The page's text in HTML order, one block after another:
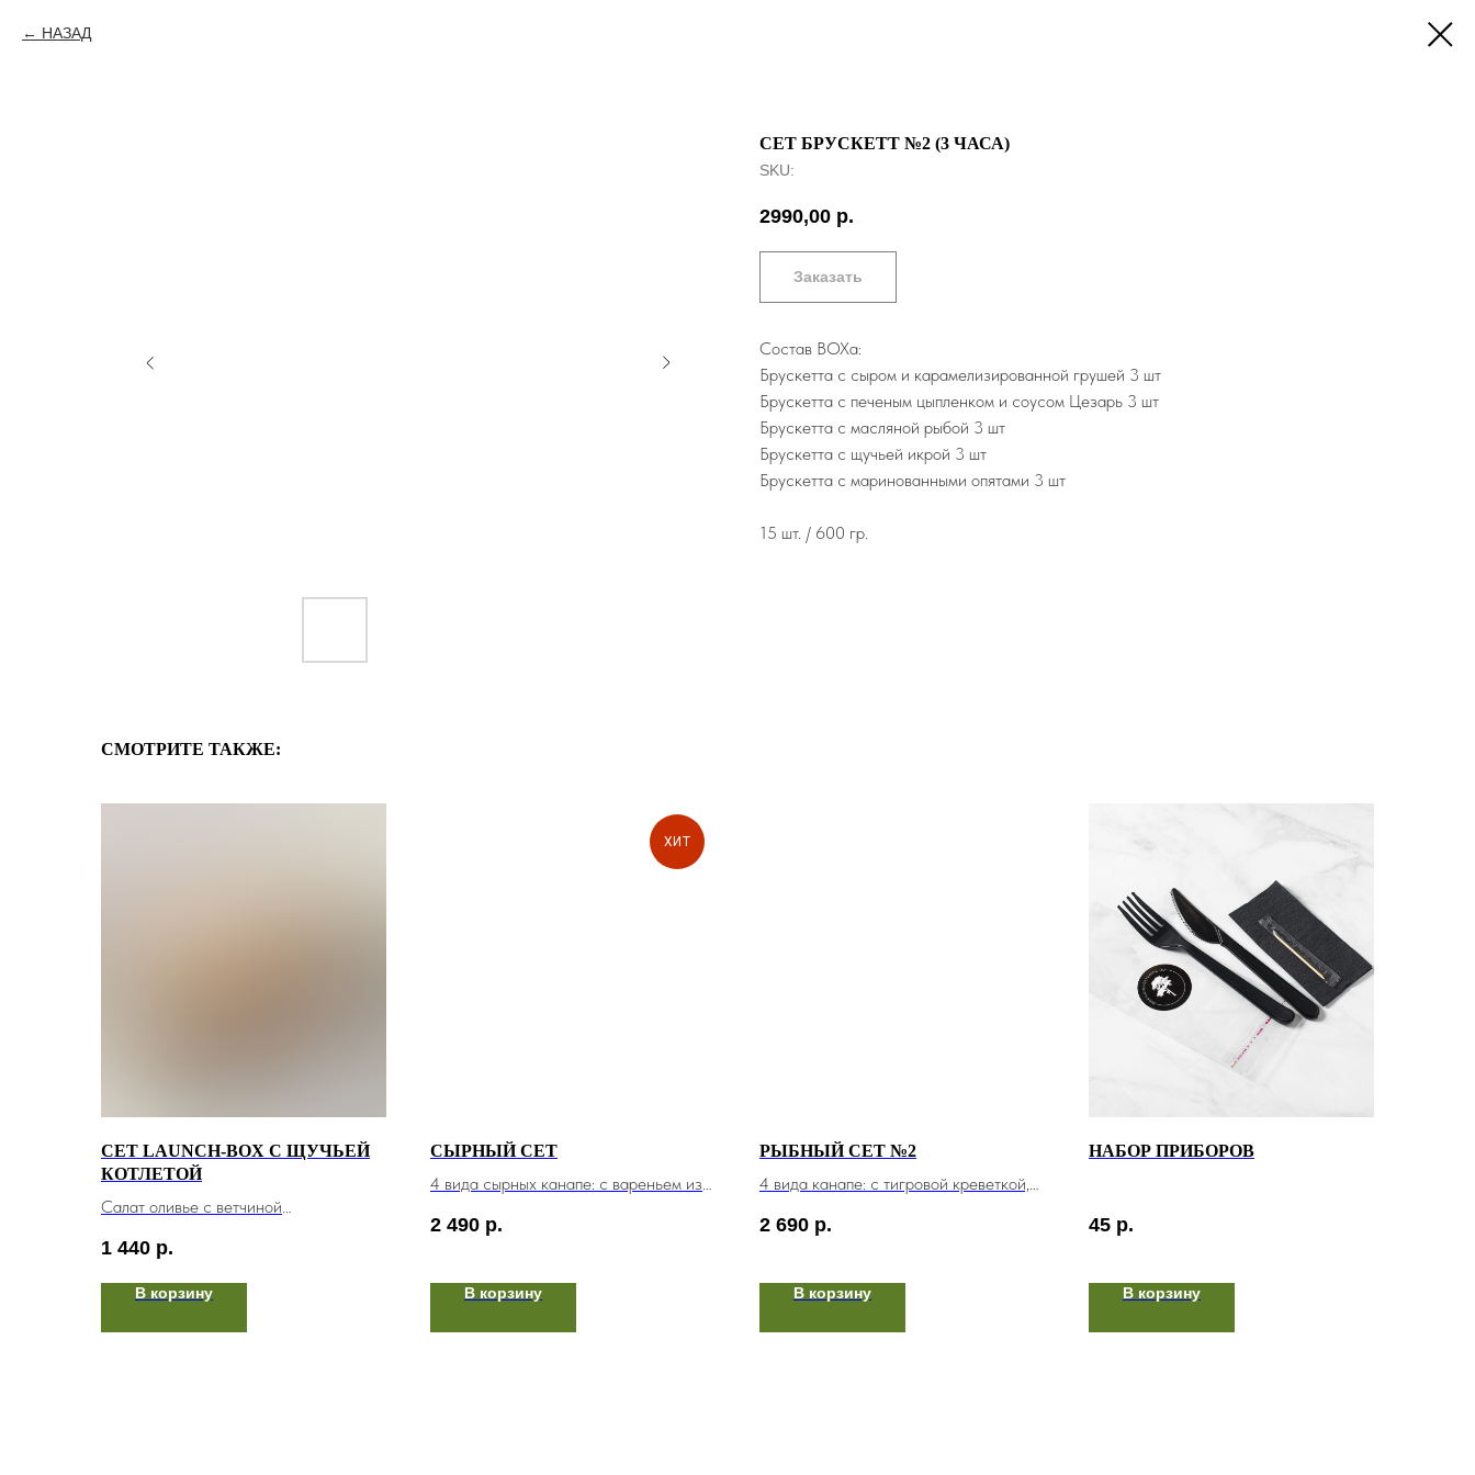
НАЗАД
СЕТ БРУСКЕТТ №2 (3 ЧАСА)
SKU:
2990,00 р.
Заказать
Состав BOXа:
Брускетта с сыром и карамелизированной грушей 3 шт
Брускетта с печеным цыпленком и соусом Цезарь 3 шт
Брускетта с масляной рыбой 3 шт
Брускетта с щучьей икрой 3 шт
Брускетта с маринованными опятами 3 шт
15 шт. / 600 гр.
СМОТРИТЕ ТАКЖЕ:
СЕТ LAUNCH-BOX С ЩУЧЬЕЙ
КОТЛЕТОЙ
Салат оливье с ветчиной
Медовик
Чиабатта
1 440 р.
В корзину
ХИТ
СЫРНЫЙ СЕТ
4 вида сырных канапе: с вареньем из
2 490 р.
В корзину
РЫБНЫЙ СЕТ №2
4 вида канапе: с тигровой креветкой,
яйцом
20 шт. / 555 гр.
2 690 р.
В корзину
НАБОР ПРИБОРОВ
45 р.
В корзину